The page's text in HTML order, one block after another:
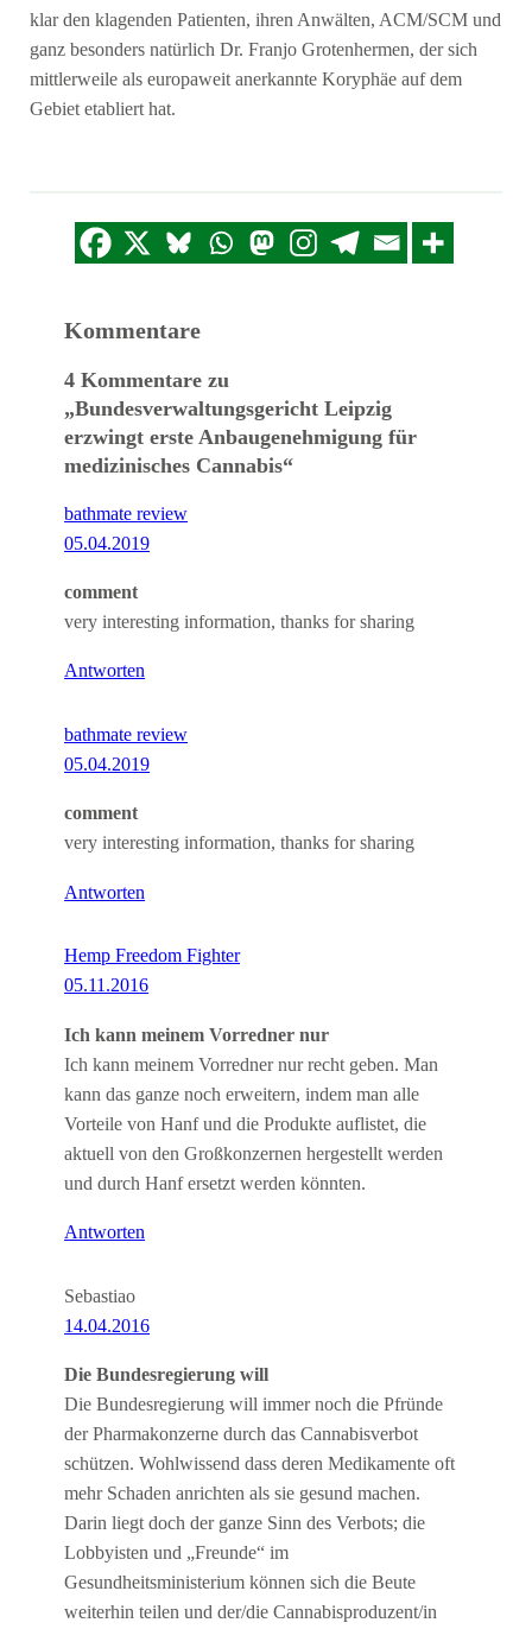
klar den klagenden Patienten, ihren Anwälten, ACM/SCM und
ganz besonders natürlich Dr. Franjo Grotenhermen, der sich
mittlerweile als europaweit anerkannte Koryphäe auf dem
Gebiet etabliert hat.
Kommentare
4 Kommentare zu
„Bundesverwaltungsgericht Leipzig
erzwingt erste Anbaugenehmigung für
medizinisches Cannabis“
bathmate review
05.04.2019
comment
very interesting information, thanks for sharing
Antworten
bathmate review
05.04.2019
comment
very interesting information, thanks for sharing
Antworten
Hemp Freedom Fighter
05.11.2016
Ich kann meinem Vorredner nur
Ich kann meinem Vorredner nur recht geben. Man
kann das ganze noch erweitern, indem man alle
Vorteile von Hanf und die Produkte auflistet, die
aktuell von den Großkonzernen hergestellt werden
und durch Hanf ersetzt werden könnten.
Antworten
Sebastiao
14.04.2016
Die Bundesregierung will
Die Bundesregierung will immer noch die Pfründe
der Pharmakonzerne durch das Cannabisverbot
schützen. Wohlwissend dass deren Medikamente oft
mehr Schaden anrichten als sie gesund machen.
Darin liegt doch der ganze Sinn des Verbots; die
Lobbyisten und „Freunde“ im
Gesundheitsministerium können sich die Beute
weiterhin teilen und der/die Cannabisproduzent/in